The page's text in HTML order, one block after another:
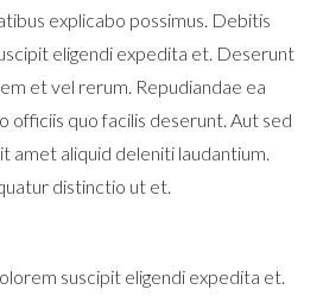
explicabo possimus. Debitis
eligendi expedita et. Deserunt
et vel rerum. Repudiandae ea
officiis quo facilis deserunt. Aut sed
amet aliquid deleniti laudantium.
distinctio ut et.
suscipit eligendi expedita et.